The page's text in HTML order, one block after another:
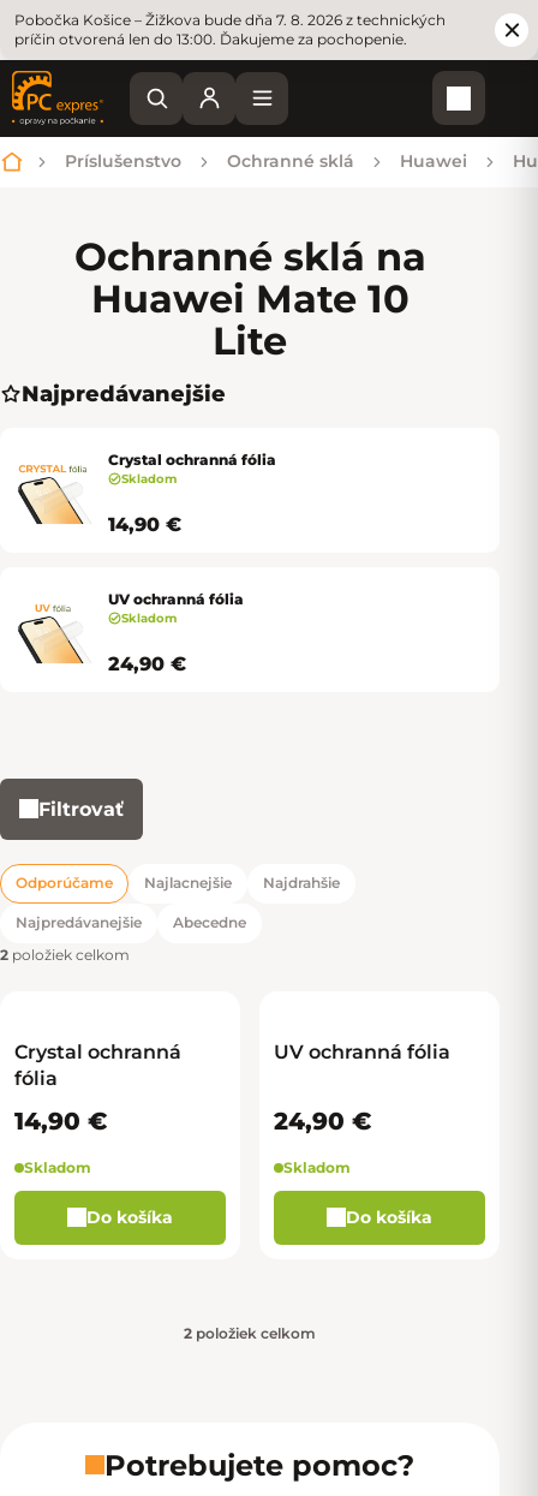
Pobočka Košice – Žižkova bude dňa 7. 8. 2026 z technických
príčin otvorená len do 13:00. Ďakujeme za pochopenie.
Domov
Príslušenstvo Ochranné sklá Huawei
Ochranné sklá na
Huawei Mate 10
Lite
Najpredávanejšie
Crystal ochranná fólia
Skladom
14,90 €
UV ochranná fólia
Skladom
24,90 €
Filtrovať
Radenie produktov
Odporúčame Najlacnejšie Najdrahšie
Najpredávanejšie
Abecedne
2 položiek celkom
Výpis produktov
Crystal ochranná
fólia
14,90 €
Skladom
Do košíka
UV ochranná fólia
24,90 €
Skladom
Do košíka
2 položiek celkom
Potrebujete pomoc?